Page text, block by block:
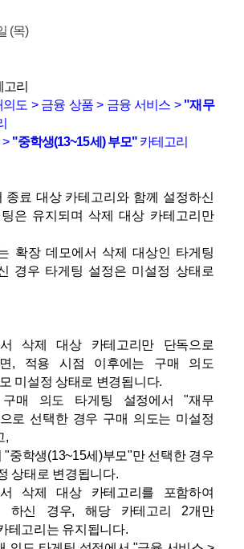
(목)
리
의도 > 금융 상품 > 금융 서비스 > "재무
>"중학생(13~15세) 부모" 카테고리
종료 대상 카테고리와 함께 설정하신
은 유지되며 삭제 대상 카테고리만
확장 데모에서 삭제 대상인 타게팅
경우 타게팅 설정은 미설정 상태로
삭제 대상 카테고리만 단독으로
, 적용 시점 이후에는 구매 의도
미설정 상태로 변경됩니다.
구매 의도 타게팅 설정에서 "재무
로 선택한 경우 구매 의도는 미설정
,
중학생(13~15세)부모"만 선택한 경우
상태로 변경됩니다.
삭제 대상 카테고리를 포함하여
하신 경우, 해당 카테고리 2개만
테고리는 유지됩니다.